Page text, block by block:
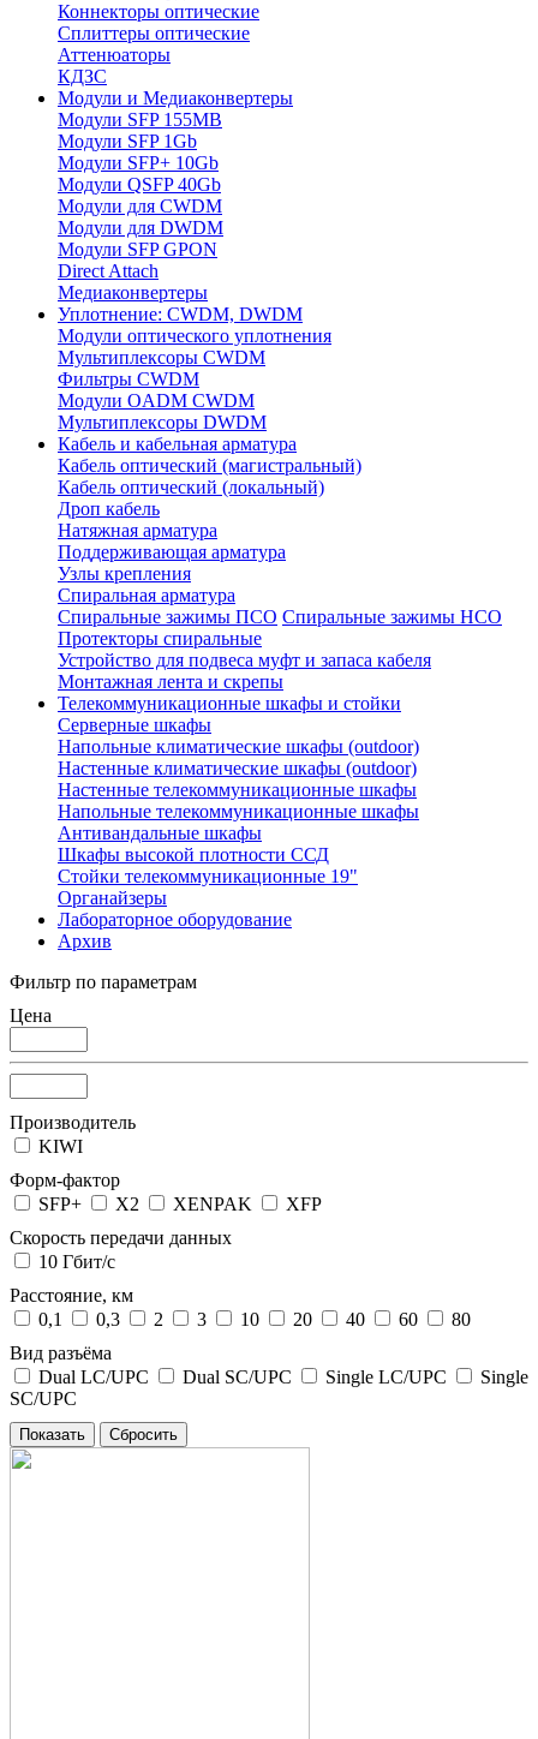
Коннекторы оптические
Сплиттеры оптические
Аттенюаторы
КДЗС
Модули и Медиаконвертеры
Модули SFP 155MB
Модули SFP 1Gb
Модули SFP+ 10Gb
Модули QSFP 40Gb
Модули для CWDM
Модули для DWDM
Модули SFP GPON
Direct Attach
Медиаконвертеры
Уплотнение: CWDM, DWDM
Модули оптического уплотнения
Мультиплексоры CWDM
Фильтры CWDM
Модули OADM CWDM
Мультиплексоры DWDM
Кабель и кабельная арматура
Кабель оптический (магистральный)
Кабель оптический (локальный)
Дроп кабель
Натяжная арматура
Поддерживающая арматура
Узлы крепления
Спиральная арматура
Спиральные зажимы ПСО Спиральные зажимы НСО
Протекторы спиральные
Устройство для подвеса муфт и запаса кабеля
Монтажная лента и скрепы
Телекоммуникационные шкафы и стойки
Серверные шкафы
Напольные климатические шкафы (outdoor)
Настенные климатические шкафы (outdoor)
Настенные телекоммуникационные шкафы
Напольные телекоммуникационные шкафы
Антивандальные шкафы
Шкафы высокой плотности ССД
Стойки телекоммуникационные 19"
Органайзеры
Лабораторное оборудование
Архив
Фильтр по параметрам
Цена
Производитель
KIWI
Форм-фактор
SFP+
X2 XENPAK
XFP
Скорость передачи данных
10 Гбит/с
Расстояние, км
0,1
0,3 2 3 10 20 40 60
80
Вид разъёма
Dual LC/UPC
Dual SC/UPC Single LC/UPC
Single
SC/UPC